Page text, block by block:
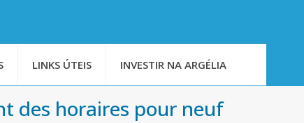
LINKS ÚTEIS INVESTIR NA ARGÉLIA
des horaires pour neuf